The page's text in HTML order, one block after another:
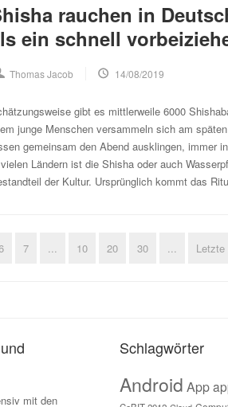
rauchen in
ein schnell
Thomas Jacob 14/08/2019
gibt es mittlerweile 6000
junge Menschen versammeln sich am
gemeinsam den Abend ausklingen, immer
Ländern ist die Shisha oder auch
der Kultur. Ursprünglich kommt das
7 ... 10 20 30 ... Letzte
mit den
Schlagwörter
Android App